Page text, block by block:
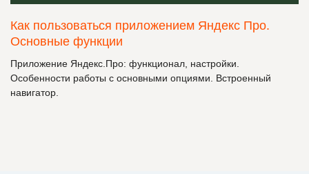
Как пользоваться приложением Яндекс Про.
Основные функции
Приложение Яндекс.Про: функционал, настройки.
Особенности работы с основными опциями. Встроенный
навигатор.